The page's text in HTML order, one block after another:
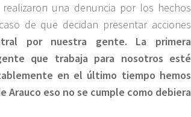
una denuncia por los hechos
de que decidan presentar acciones
por nuestra gente. La primera
que trabaja para nosotros esté
en el último tiempo hemos
Arauco eso no se cumple como debiera